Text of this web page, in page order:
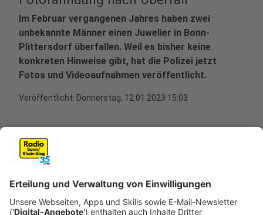
Im Februar vergangenen Jahres haben zwei
unbekannte Männer einen Juwelier in Bonn-
Plittersdorf überfallen. Weil es bisher keine
konkreten Hinweise gibt, hat die Polizei jetzt
Fotos und Videoaufnahmen veröffentlicht.
Veröffentlicht: Donnerstag, 12.01.2023 15:03
Anzeige
die Angestellte mit einer Pistole bedroht und
gefesselt haben. Mit Beute mit einem sechsstelligen